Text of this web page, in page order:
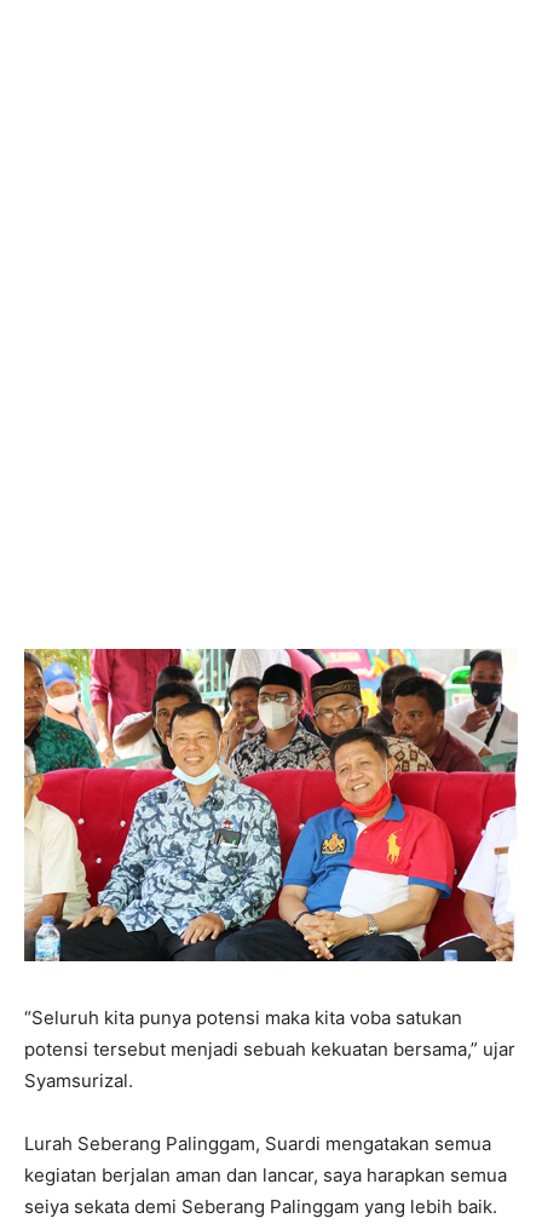
“Seluruh kita punya potensi maka kita voba satukan
potensi tersebut menjadi sebuah kekuatan bersama,” ujar
Syamsurizal.
Lurah Seberang Palinggam, Suardi mengatakan semua
kegiatan berjalan aman dan lancar, saya harapkan semua
seiya sekata demi Seberang Palinggam yang lebih baik.